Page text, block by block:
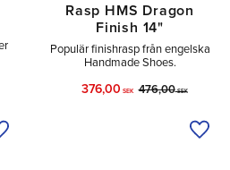
till i önskelista
Rasp HMS Dragon
Finish 14"
Populär finishrasp från engelska
Handmade Shoes.
376,00 SEK 476,00SEK